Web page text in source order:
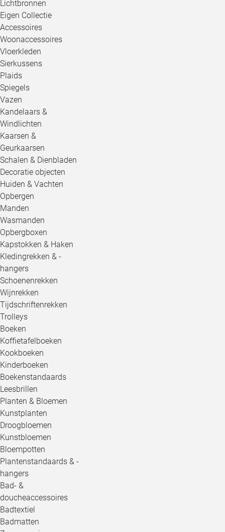
Lichtbronnen
Eigen Collectie
Accessoires
Woonaccessoires
Vloerkleden
Sierkussens
Plaids
Spiegels
Vazen
Kandelaars &
Windlichten
Kaarsen &
Geurkaarsen
Schalen & Dienbladen
Decoratie objecten
Huiden & Vachten
Opbergen
Manden
Wasmanden
Opbergboxen
Kapstokken & Haken
Kledingrekken & -
hangers
Schoenenrekken
Wijnrekken
Tijdschriftenrekken
Trolleys
Boeken
Koffietafelboeken
Kookboeken
Kinderboeken
Boekenstandaards
Leesbrillen
Planten & Bloemen
Kunstplanten
Droogbloemen
Kunstbloemen
Bloempotten
Plantenstandaards & -
hangers
Bad- &
doucheaccessoires
Badtextiel
Badmatten